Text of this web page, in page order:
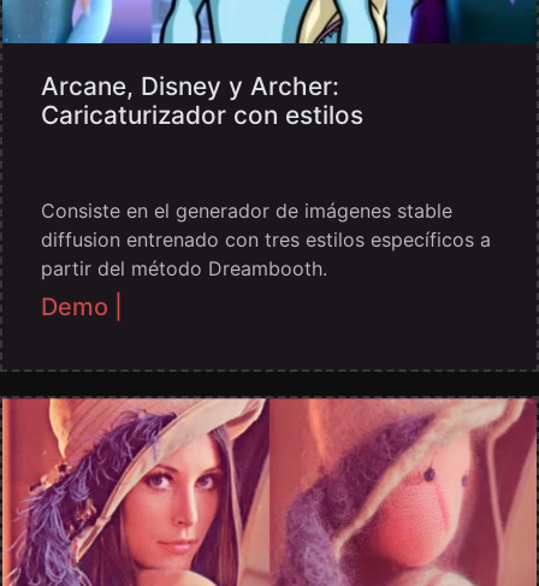
Arcane, Disney y Archer:
Caricaturizador con estilos
Consiste en el generador de imágenes stable
diffusion entrenado con tres estilos específicos a
partir del método Dreambooth.
Demo |